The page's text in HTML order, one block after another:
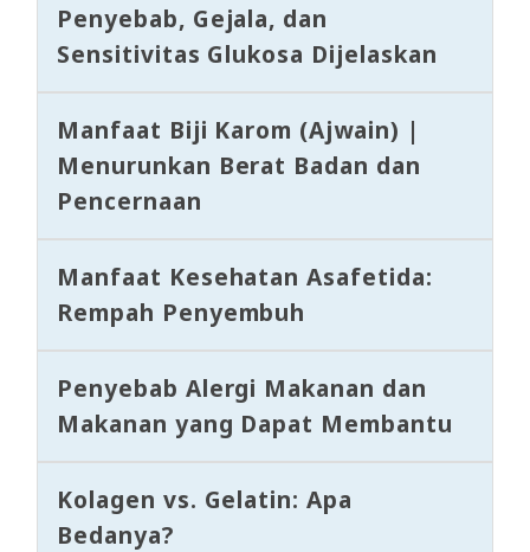
Penyebab, Gejala, dan
Sensitivitas Glukosa Dijelaskan
Manfaat Biji Karom (Ajwain) |
Menurunkan Berat Badan dan
Pencernaan
Manfaat Kesehatan Asafetida:
Rempah Penyembuh
Penyebab Alergi Makanan dan
Makanan yang Dapat Membantu
Kolagen vs. Gelatin: Apa
Bedanya?